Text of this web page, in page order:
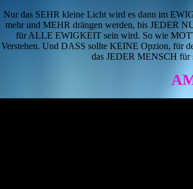
Nur das SEHR kleine Licht wird es dann im
mehr und MEHR drängen werden, bis JEDER
für ALLE EWIGKEIT sein wird. So wie
Verstehen. Und DASS sollte KEINE Opzion, für
das JEDER MENSCH für